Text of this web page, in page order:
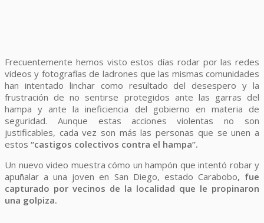
Frecuentemente hemos visto estos días rodar por las redes
videos y fotografías de ladrones que las mismas comunidades
han intentado linchar como resultado del desespero y la
frustración de no sentirse protegidos ante las garras del
hampa y ante la ineficiencia del gobierno en materia de
seguridad. Aunque estas acciones violentas no son
justificables, cada vez son más las personas que se unen a
estos “castigos colectivos contra el hampa”.
Un nuevo video muestra cómo un hampón que intentó robar y
apuñalar a una joven en San Diego, estado Carabobo, fue
capturado por vecinos de la localidad que le propinaron
una golpiza.